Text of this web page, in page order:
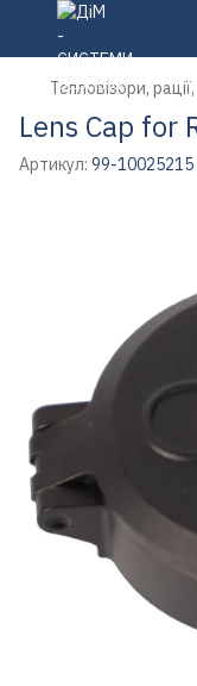
Тепловізори,
Lens Cap for
Артикул: 99-10025215